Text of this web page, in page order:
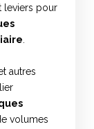
leviers pour
autres
volumes